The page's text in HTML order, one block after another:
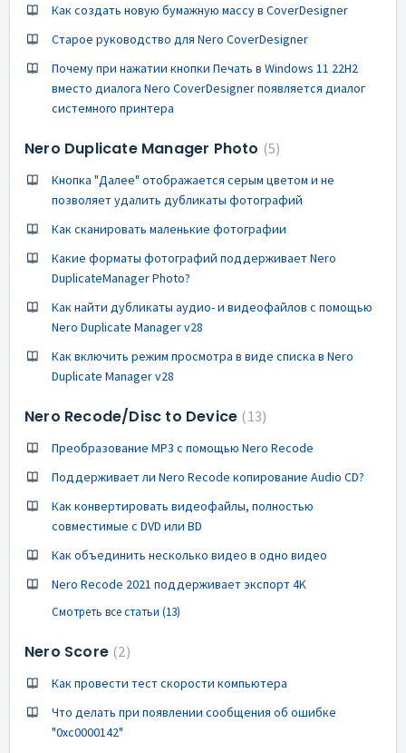
Как создать новую бумажную массу в CoverDesigner
Старое руководство для Nero CoverDesigner
Почему при нажатии кнопки Печать в Windows 11 22H2
вместо диалога Nero CoverDesigner появляется диалог
системного принтера
Nero Duplicate Manager Photo 5
Кнопка "Далее" отображается серым цветом и не
позволяет удалить дубликаты фотографий
Как сканировать маленькие фотографии
Какие форматы фотографий поддерживает Nero
DuplicateManager Photo?
Как найти дубликаты аудио- и видеофайлов с помощью
Nero Duplicate Manager v28
Как включить режим просмотра в виде списка в Nero
Duplicate Manager v28
Nero Recode/Disc to Device 13
Преобразование MP3 с помощью Nero Recode
Поддерживает ли Nero Recode копирование Audio CD?
Как конвертировать видеофайлы, полностью
совместимые с DVD или BD
Как объединить несколько видео в одно видео
Nero Recode 2021 поддерживает экспорт 4K
Смотреть все статьи (13)
Nero Score 2
Как провести тест скорости компьютера
Что делать при появлении сообщения об ошибке
"0xc0000142"